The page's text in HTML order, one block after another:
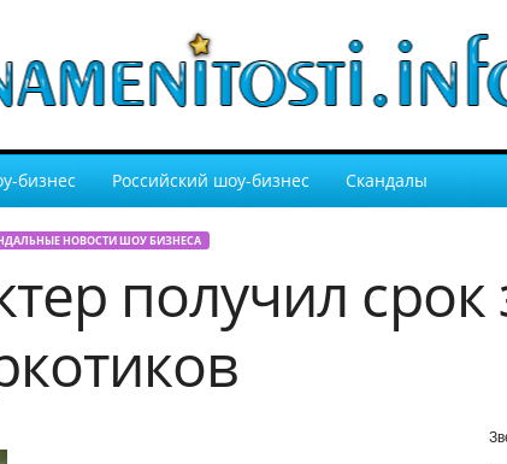
бизнес Российский шоу-бизнес Скандалы
НОВОСТИ ШОУ БИЗНЕСА
получил срок